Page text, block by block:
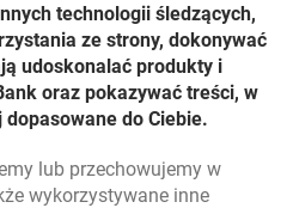
.
karcie
technologii śledzących,
ze strony, dokonywać
udoskonalać produkty i
oraz pokazywać treści, w
do Ciebie.
lub przechowujemy w
wykorzystywane inne